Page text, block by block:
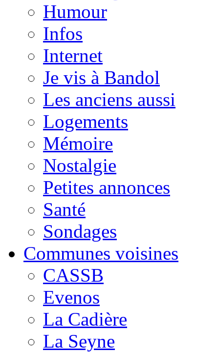
Humour
Infos
Internet
Je vis à Bandol
Les anciens aussi
Logements
Mémoire
Nostalgie
Petites annonces
Santé
Sondages
Communes voisines
CASSB
Evenos
La Cadière
La Seyne